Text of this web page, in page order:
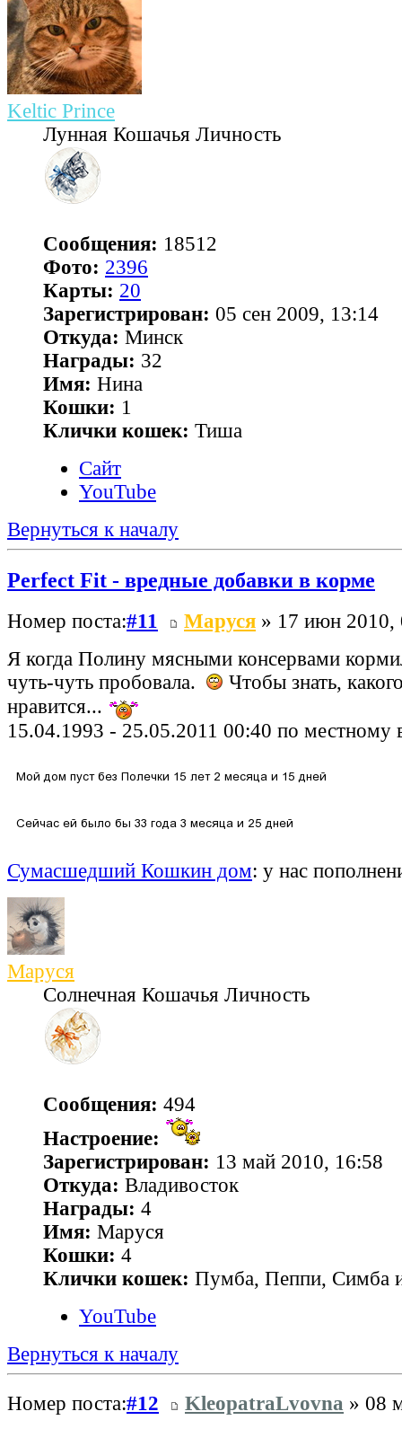
Keltic Prince
Лунная Кошачья Личность
Сообщения: 18512
Фото: 2396
Карты: 20
Зарегистрирован: 05 сен 2009, 13:14
Откуда: Минск
Награды: 32
Имя: Нина
Кошки: 1
Клички кошек: Тиша
Сайт
YouTube
Вернуться к началу
Perfect Fit - вредные добавки в корме
Номер поста:#11 Маруся » 17 июн 2010,
Я когда Полину мясными консервами
чуть-чуть пробовала.
Чтобы знать,
нравится...
15.04.1993 - 25.05.2011 00:40 по местному
Сумасшедший Кошкин дом: у нас
Маруся
Солнечная Кошачья Личность
Сообщения: 494
Настроение:
Зарегистрирован: 13 май 2010, 16:58
Откуда: Владивосток
Награды: 4
Имя: Маруся
Кошки: 4
Клички кошек: Пумба, Пеппи, Симба
YouTube
Вернуться к началу
Номер поста:#12 KleopatraLvovna » 08